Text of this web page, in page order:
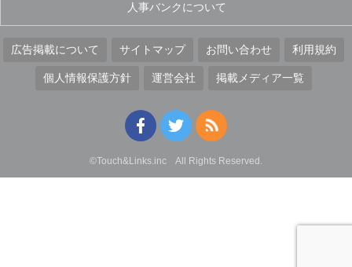
人事バンクについて
広告掲載について サイトマップ お問い合わせ 利用規約
個人情報保護方針 運営会社 掲載メディア一覧
©Touch&Links.inc All Rights Reserved.